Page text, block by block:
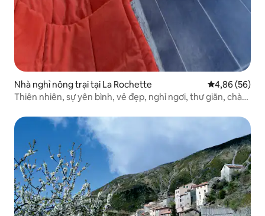
Nhà nghỉ nông trại tại La Rochette Xếp hạng
4,86 (56)
Thiên nhiên, sự yên bình, vẻ đẹp, nghỉ ngơi, thư giãn, chào